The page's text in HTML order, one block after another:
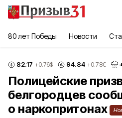
80 лет Победы Новости
82.17 +0.76$ 94.84 +0.78€
Полицейские
белгородцев
о наркопритонах